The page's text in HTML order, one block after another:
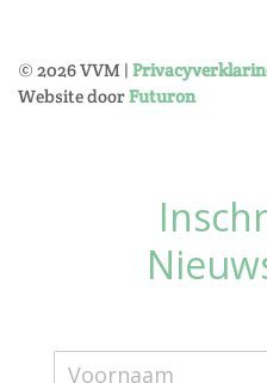
© 2026VVM |
Website doorFuturon